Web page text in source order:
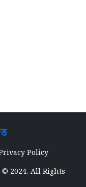
Policy
2024. All Rights